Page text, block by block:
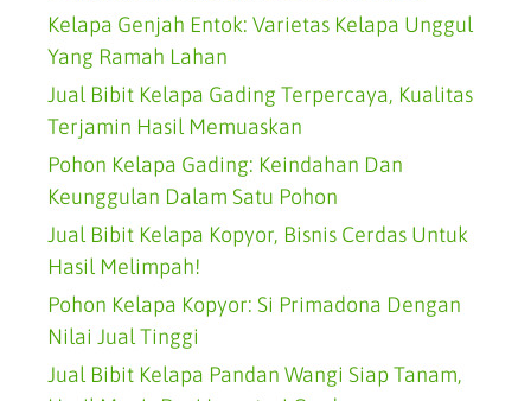
Kelapa Genjah Entok: Varietas Kelapa Unggul
Yang Ramah Lahan
Jual Bibit Kelapa Gading Terpercaya, Kualitas
Terjamin Hasil Memuaskan
Pohon Kelapa Gading: Keindahan Dan
Keunggulan Dalam Satu Pohon
Jual Bibit Kelapa Kopyor, Bisnis Cerdas Untuk
Hasil Melimpah!
Pohon Kelapa Kopyor: Si Primadona Dengan
Nilai Jual Tinggi
Jual Bibit Kelapa Pandan Wangi Siap Tanam,